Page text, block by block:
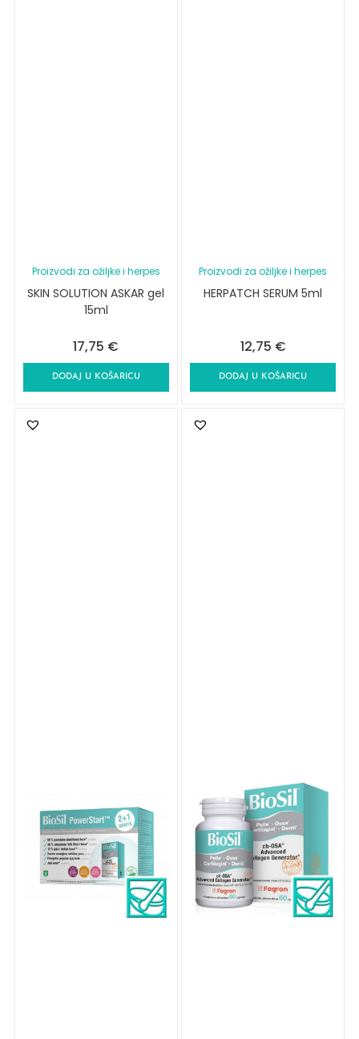
Proizvodi za ožiljke i herpes
SKIN SOLUTION ASKAR gel
15ml
17,75 €
DODAJ U KOŠARICU
Proizvodi za ožiljke i herpes
HERPATCH SERUM 5ml
12,75 €
DODAJ U KOŠARICU